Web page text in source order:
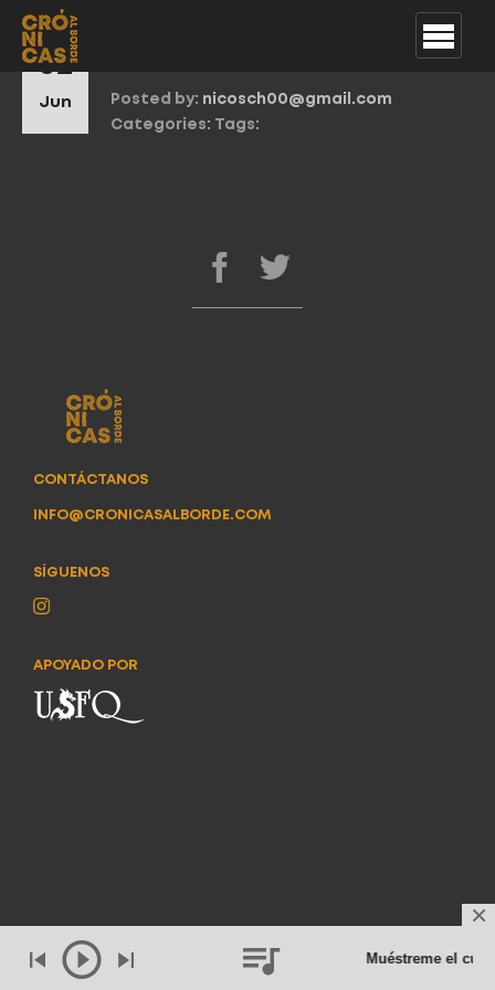
Posted by: nicosch00@gmail.com
Categories: Tags:
02
Jun
CONTÁCTANOS
INFO@CRONICASALBORDE.COM
SÍGUENOS
APOYADO POR
Muéstreme el